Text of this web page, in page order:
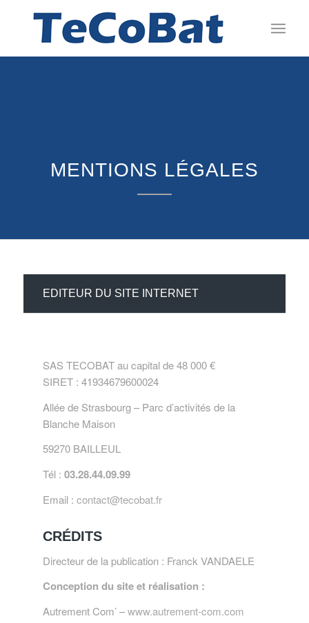
MENTIONS LÉGALES
EDITEUR DU SITE INTERNET
SAS TECOBAT au capital de 48 000 €
SIRET : 41934679600024
Allée de Strasbourg – Parc d’activités de la
Blanche Maison
59270 BAILLEUL
Tél :03.28.44.09.99
Email :contact@tecobat.fr
CRÉDITS
Directeur de la publication : Franck VANDAELE
Conception du site et réalisation :
Autrement Com’ –www.autrement-com.com